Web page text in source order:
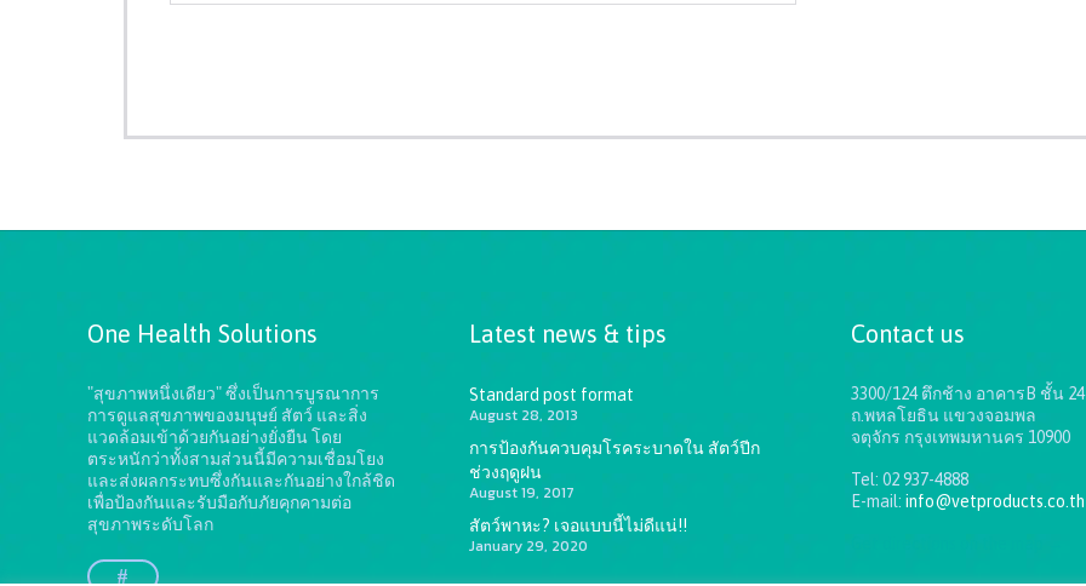
One Health Solutions
"สุขภาพหนึ่งเดียว" ซึ่งเป็นการบูรณาการ
การดูแลสุขภาพของมนุษย์ สัตว์ และสิ่ง
แวดล้อมเข้าด้วยกันอย่างยั่งยืนโดย
ตระหนักว่าทั้งสามส่วนนี้มีความเชื่อมโยง
และส่งผลกระทบซึ่งกันและกันอย่างใกล้ชิด
เพื่อป้องกันและรับมือกับภัยคุกคามต่อ
สุขภาพระดับโลก
#
Latest news & tips
Standard post format
August 28, 2013
การป้องกันควบคุมโรคระบาดใน สัตว์ปีก
ช่วงฤดูฝน
August 19, 2017
สัตว์พาหะ? เจอแบบนี้ไม่ดีแน่!!
January 29, 2020
Contact us
3300/124 ตึกช้าง อาคารB ชั้น 24
ถ.พหลโยธิน แขวงจอมพล
จตุจักร กรุงเทพมหานคร 10900
Tel: 02 937-4888
E-mail: info@vetproducts.co.th